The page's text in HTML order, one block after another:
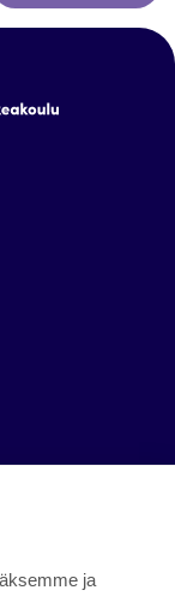
takaisin
ja